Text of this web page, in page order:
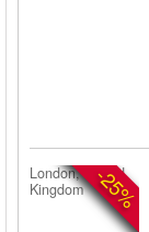
-25%
London, United
Kingdom